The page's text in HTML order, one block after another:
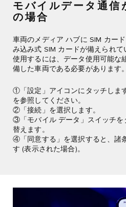
モバイルデータ通信
の場合
車両のメディア ハブに SIM カー
み込み式 SIM カードが備えられ
使用するには、データ使用可能な
備した車両である必要があります。
①「設定」アイコンにタッチしま
を参照してください。
②「接続」を選択します。
③「モバイル データ」スイッチを
替えます。
④「同意する」を選択すると、諸
す (表示された場合)。